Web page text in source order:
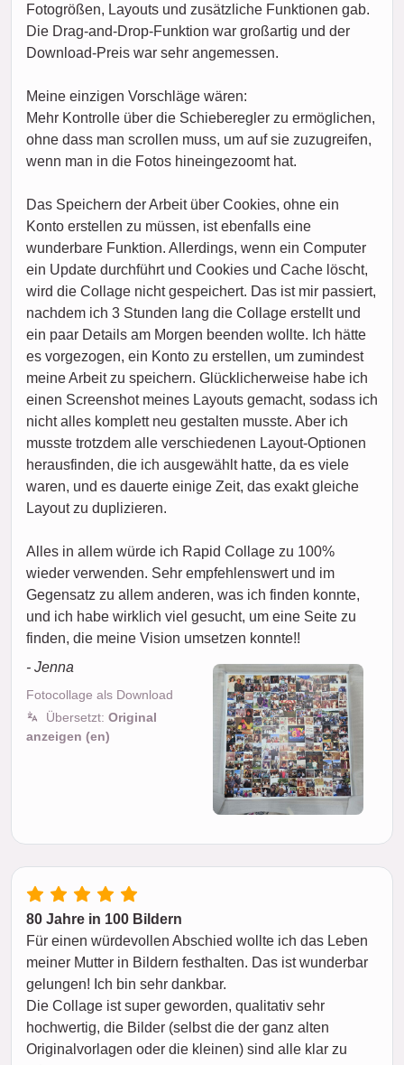
Fotogrößen, Layouts und zusätzliche Funktionen gab.
Die Drag-and-Drop-Funktion war großartig und der
Download-Preis war sehr angemessen.
Meine einzigen Vorschläge wären:
Mehr Kontrolle über die Schieberegler zu ermöglichen,
ohne dass man scrollen muss, um auf sie zuzugreifen,
wenn man in die Fotos hineingezoomt hat.
Das Speichern der Arbeit über Cookies, ohne ein
Konto erstellen zu müssen, ist ebenfalls eine
wunderbare Funktion. Allerdings, wenn ein Computer
ein Update durchführt und Cookies und Cache löscht,
wird die Collage nicht gespeichert. Das ist mir passiert,
nachdem ich 3 Stunden lang die Collage erstellt und
ein paar Details am Morgen beenden wollte. Ich hätte
es vorgezogen, ein Konto zu erstellen, um zumindest
meine Arbeit zu speichern. Glücklicherweise habe ich
einen Screenshot meines Layouts gemacht, sodass ich
nicht alles komplett neu gestalten musste. Aber ich
musste trotzdem alle verschiedenen Layout-Optionen
herausfinden, die ich ausgewählt hatte, da es viele
waren, und es dauerte einige Zeit, das exakt gleiche
Layout zu duplizieren.
Alles in allem würde ich Rapid Collage zu 100%
wieder verwenden. Sehr empfehlenswert und im
Gegensatz zu allem anderen, was ich finden konnte,
und ich habe wirklich viel gesucht, um eine Seite zu
finden, die meine Vision umsetzen konnte!!
- Jenna
Fotocollage als Download
Übersetzt: Original
anzeigen (en)
80 Jahre in 100 Bildern
Für einen würdevollen Abschied wollte ich das Leben
meiner Mutter in Bildern festhalten. Das ist wunderbar
gelungen! Ich bin sehr dankbar.
Die Collage ist super geworden, qualitativ sehr
hochwertig, die Bilder (selbst die der ganz alten
Originalvorlagen oder die kleinen) sind alle klar zu